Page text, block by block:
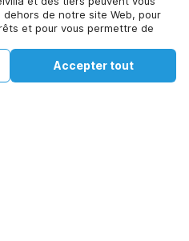
de notre site Web, pour
et pour vous permettre de
Plus d'informations peuvent
de cookie.
Accepter tout
des offres de Belvilla. Vous
moment à l'avenir
Voir les disponibilités